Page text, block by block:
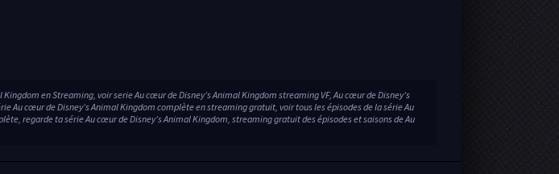
Kingdom en Streaming, voir serie Au cœur de Disney’s Animal Kingdom streaming VF, Au cœur de Disney’s
Au cœur de Disney’s Animal Kingdom complète en streaming gratuit, voir tous les épisodes de la série Au
regarde ta série Au cœur de Disney’s Animal Kingdom, streaming gratuit des épisodes et saisons de Au